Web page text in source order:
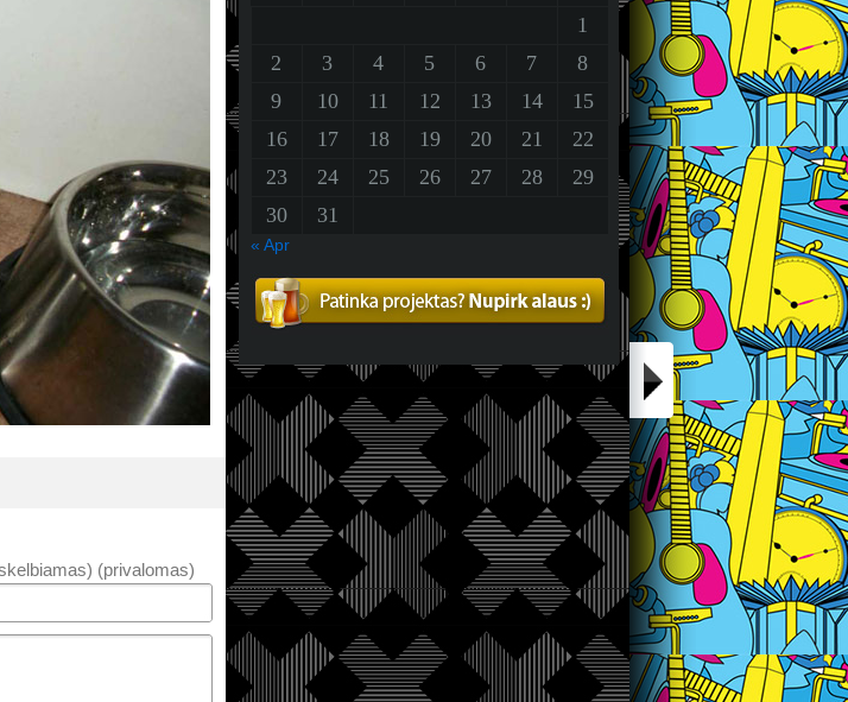
(privalomas)
1
2
3 4 5 6 7
8
9
10 11 12 13 14
15
16
17 18 19 20 21
22
23
24 25 26 27 28
29
30
31
« Apr